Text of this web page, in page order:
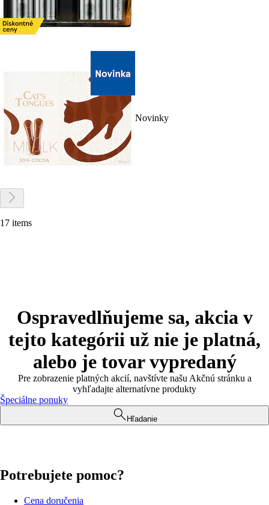
Novinky
17 items
Ospravedlňujeme sa, akcia v
tejto kategórii už nie je platná,
alebo je tovar vypredaný
Pre zobrazenie platných akcií, navštívte našu Akčnú stránku a
vyhľadajte alternatívne produkty
Špeciálne ponuky
Hľadanie
Potrebujete pomoc?
Cena doručenia